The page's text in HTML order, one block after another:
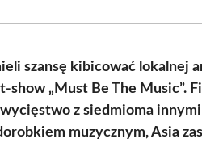
(Twitter)
szansę kibicować lokalnej
„Must Be The Music”.
z siedmioma innymi
muzycznym, Asia